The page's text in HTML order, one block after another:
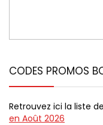
CODES PROMOS
Retrouvez ici la liste
en Août 2026